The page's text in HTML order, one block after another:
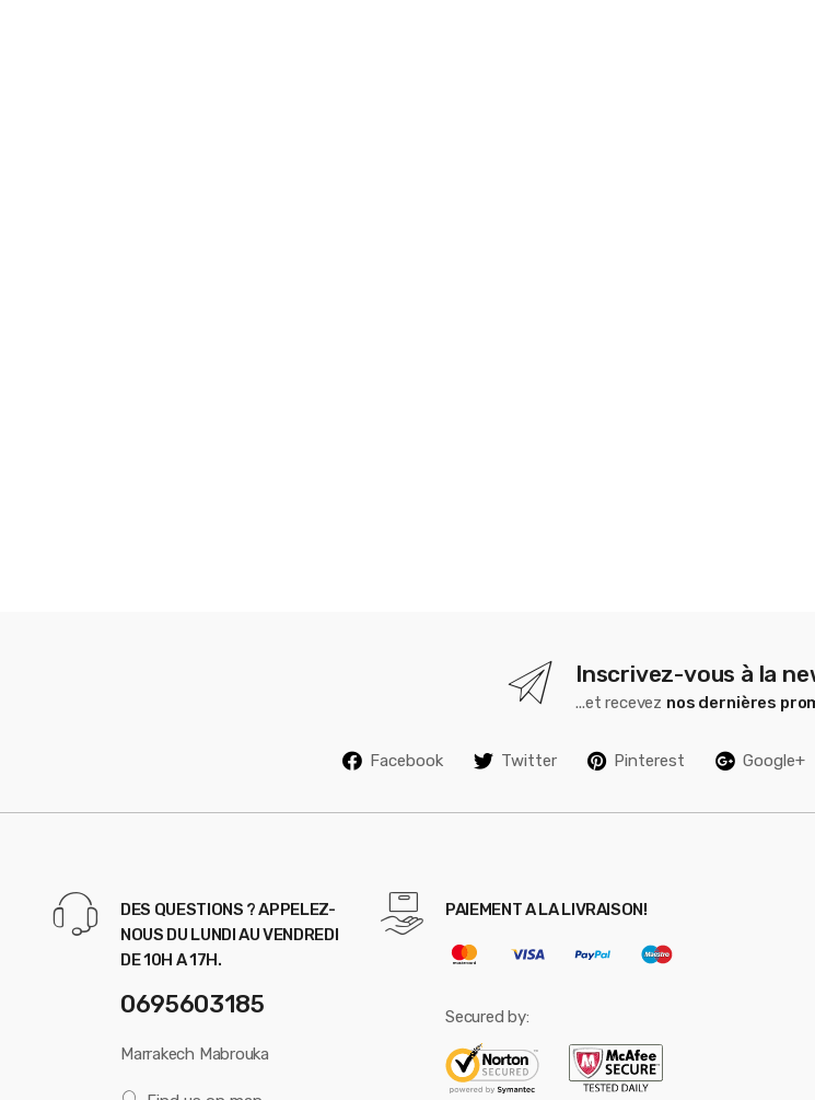
Inscrivez-vous à la
...et recevez nos dernières
Facebook Twitter Pinterest Google+
DES QUESTIONS ? APPELEZ-
NOUS DU LUNDI AU VENDREDI
DE 10H A 17H.
0695603185
Marrakech Mabrouka
PAIEMENT A LA LIVRAISON!
Secured by: